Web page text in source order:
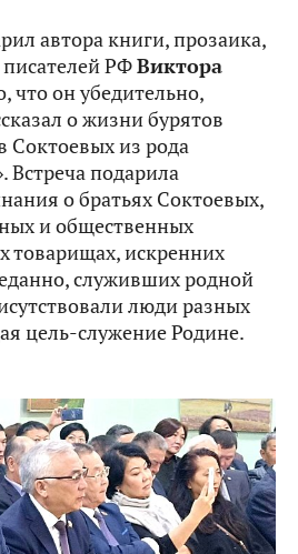
автора книги, прозаика,
писателей РФВиктора
что он убедительно,
о жизни бурятов
Соктоевых из рода
Встреча подарила
о братьях Соктоевых,
и общественных
товарищах, искренних
служивших родной
люди разных
цель-служение Родине.